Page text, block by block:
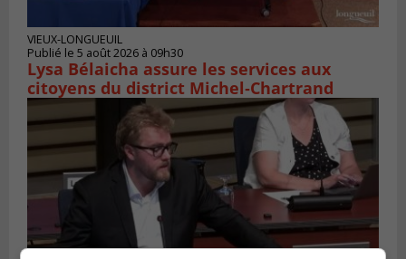
VIEUX-LONGUEUIL
Publié le 5 août 2026 à 09h30
Lysa Bélaicha assure les services aux
citoyens du district Michel‑Chartrand